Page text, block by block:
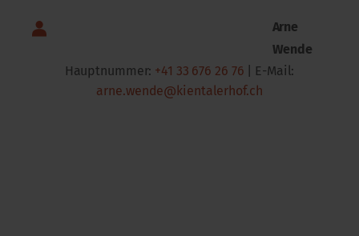
Arne
Wende
Hauptnummer: +41 33 676 26 76 | E-Mail:
arne.wende@kientalerhof.ch